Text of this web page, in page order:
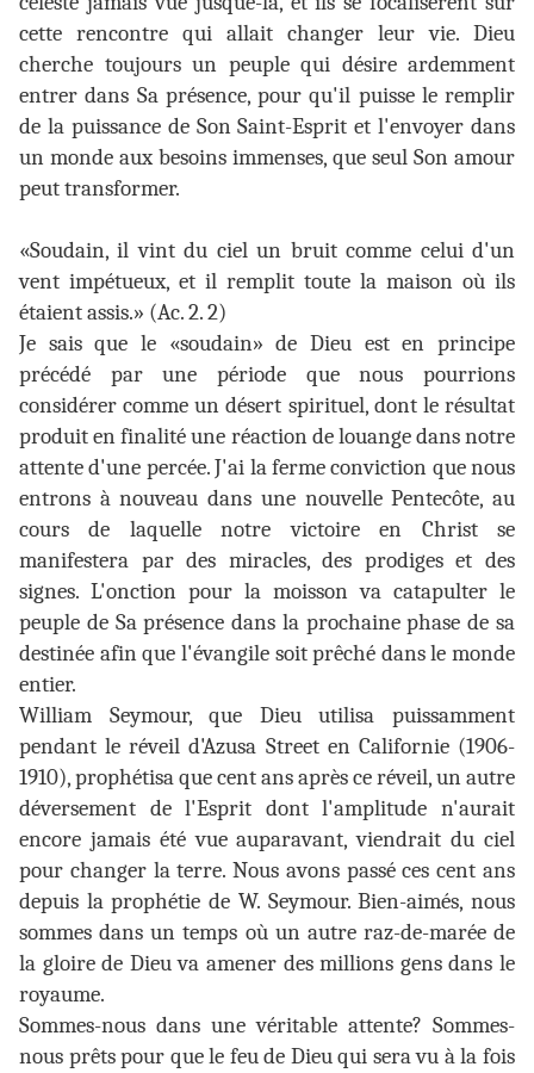
cette rencontre qui allait changer leur vie. Dieu
cherche toujours un peuple qui désire ardemment
entrer dans Sa présence, pour qu'il puisse le remplir
de la puissance de Son Saint-Esprit et l'envoyer dans
un monde aux besoins immenses, que seul Son amour
peut transformer.
«Soudain, il vint du ciel un bruit comme celui d'un
vent impétueux, et il remplit toute la maison où ils
étaient assis.» (Ac. 2. 2)
Je sais que le «soudain» de Dieu est en principe
précédé par une période que nous pourrions
considérer comme un désert spirituel, dont le résultat
produit en finalité une réaction de louange dans notre
attente d'une percée. J'ai la ferme conviction que nous
entrons à nouveau dans une nouvelle Pentecôte, au
cours de laquelle notre victoire en Christ se
manifestera par des miracles, des prodiges et des
signes. L'onction pour la moisson va catapulter le
peuple de Sa présence dans la prochaine phase de sa
destinée afin que l'évangile soit prêché dans le monde
entier.
William Seymour, que Dieu utilisa puissamment
pendant le réveil d'Azusa Street en Californie (1906-
1910), prophétisa que cent ans après ce réveil, un autre
déversement de l'Esprit dont l'amplitude n'aurait
encore jamais été vue auparavant, viendrait du ciel
pour changer la terre. Nous avons passé ces cent ans
depuis la prophétie de W. Seymour. Bien-aimés, nous
sommes dans un temps où un autre raz-de-marée de
la gloire de Dieu va amener des millions gens dans le
royaume.
Sommes-nous dans une véritable attente? Sommes-
nous prêts pour que le feu de Dieu qui sera vu à la fois